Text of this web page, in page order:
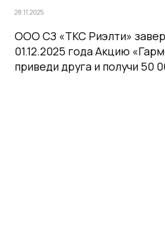
28.11.2025
ООО СЗ «ТКС Риэлти»
01.12.2025 года Акцию
приведи друга и получи 50